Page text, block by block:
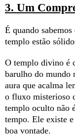
É quando
templo estão
O templo divino é
barulho do mundo
aura que acalma
o fluxo misterioso
templo oculto não
tempo. Ele existe e
boa vontade.